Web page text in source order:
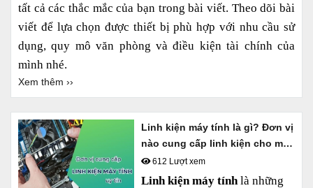
tất cả các thắc mắc của bạn trong bài viết. Theo dõi bài
viết để lựa chọn được thiết bị phù hợp với nhu cầu sử
dụng, quy mô văn phòng và điều kiện tài chính của
mình nhé.
Xem thêm ››
Linh kiện máy tính là gì? Đơn vị
nào cung cấp linh kiện cho máy
tính uy tín?
612 Lượt xem
Linh kiện máy tính là những